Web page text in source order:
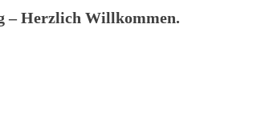
– Herzlich Willkommen.